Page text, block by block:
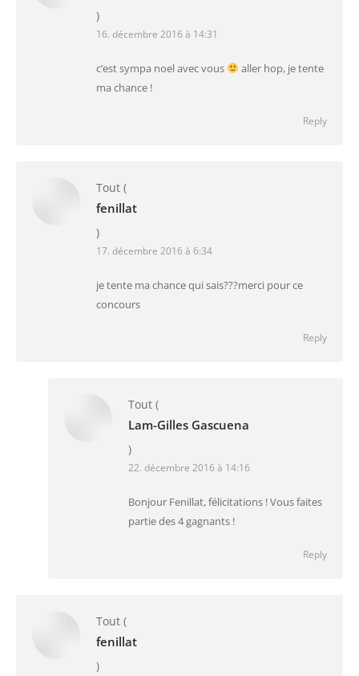
)
16. décembre 2016 à 14:31
c’est sympa noel avec vous
aller hop, je tente
ma chance !
Reply
Tout (
fenillat
)
17. décembre 2016 à 6:34
je tente ma chance qui sais???merci pour ce
concours
Reply
Tout (
Lam-Gilles Gascuena
)
22. décembre 2016 à 14:16
Bonjour Fenillat, félicitations ! Vous faites
partie des 4 gagnants !
Reply
Tout (
fenillat
)